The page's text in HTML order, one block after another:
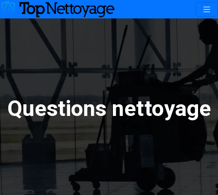
Questions nettoyage